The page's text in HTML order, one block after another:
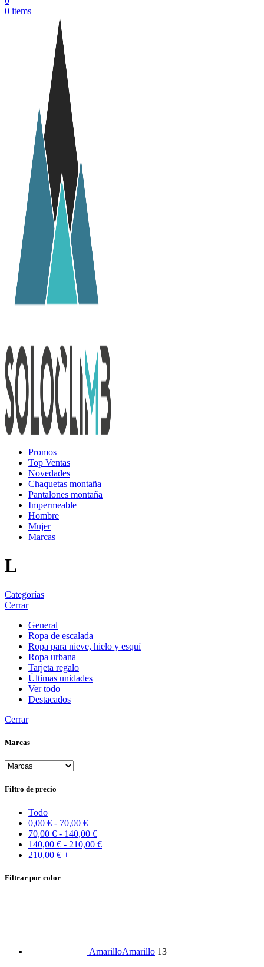
0 items
Promos
Top Ventas
Novedades
Chaquetas montaña
Pantalones montaña
Impermeable
Hombre
Mujer
Marcas
L
Categorías
Cerrar
General
Ropa de escalada
Ropa para nieve, hielo y esquí
Ropa urbana
Tarjeta regalo
Últimas unidades
Ver todo
Destacados
Cerrar
Marcas
Filtro de precio
Todo
0,00 € - 70,00 €
70,00 € - 140,00 €
140,00 € - 210,00 €
210,00 € +
Filtrar por color
AmarilloAmarillo 13